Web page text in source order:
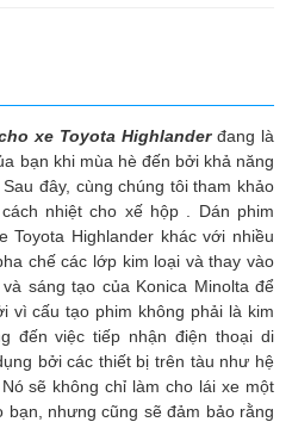
xe Toyota Highlander đang là
bạn khi mùa hè đến bởi khả năng
đây, cùng chúng tôi tham khảo
nhiệt cho xế hộp . Dán phim
Toyota Highlander khác với nhiều
chế các lớp kim loại và thay vào
sáng tạo của Konica Minolta để
vì cấu tạo phim không phải là kim
đến việc tiếp nhận điện thoại di
bởi các thiết bị trên tàu như hệ
sẽ không chỉ làm cho lái xe một
bạn, nhưng cũng sẽ đảm bảo rằng